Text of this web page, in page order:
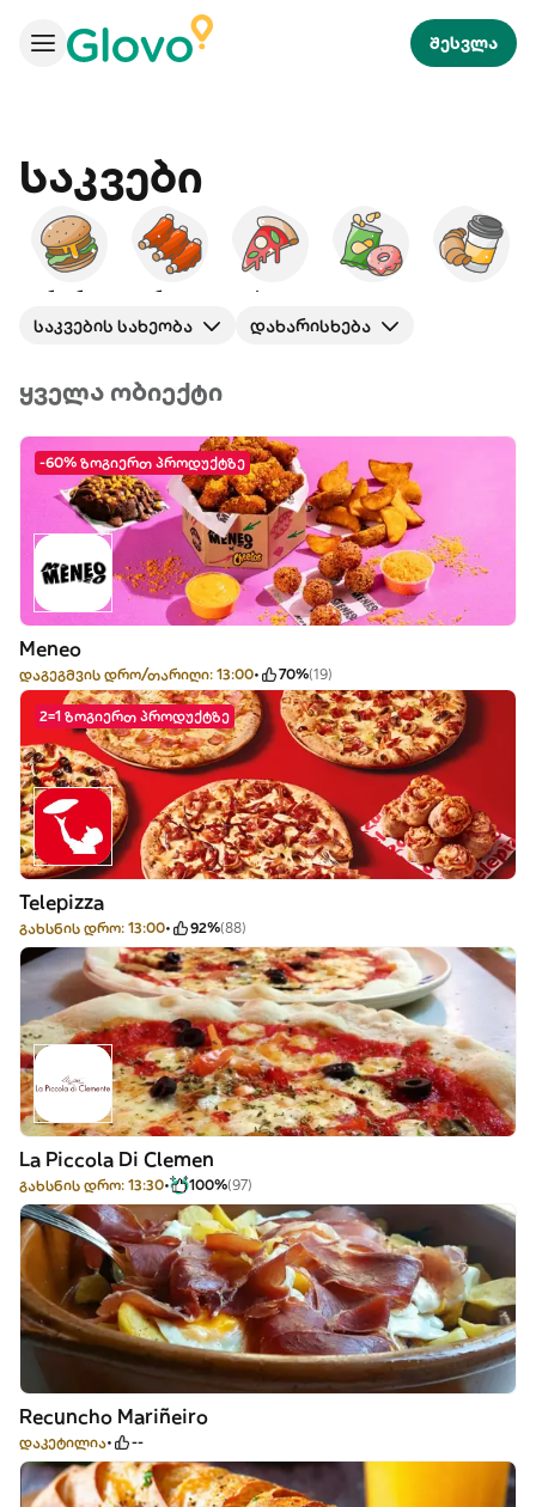
შესვლა
Საკვები
ბურგერები ამერიკული პიცა
საკვების სახეობა დახარისხება
ყველა ობიექტი
-60% ზოგიერთ პროდუქტზე
Meneo
დაგეგმვის დრო/თარიღი: 13:00 70%(19)
2=1 ზოგიერთ პროდუქტზე
Telepizza
გახსნის დრო: 13:00 92%(88)
La Piccola Di Clemen
გახსნის დრო: 13:30 100%(97)
Recuncho Mariñeiro
დაკეტილია --